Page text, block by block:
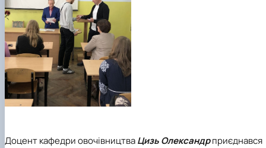
Доцент кафедри овочівництваЦизь Олександрприєднався